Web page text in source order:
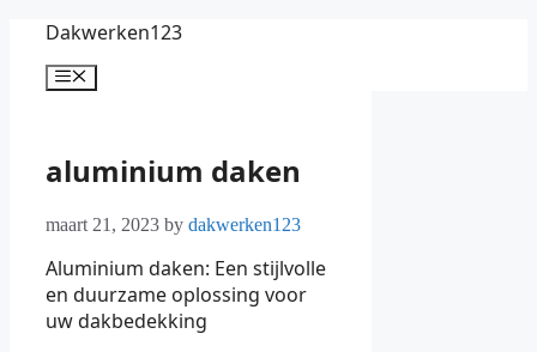
content
Dakwerken123
Menu
aluminium daken
maart 21, 2023 by dakwerken123
Aluminium daken: Een stijlvolle
en duurzame oplossing voor
uw dakbedekking